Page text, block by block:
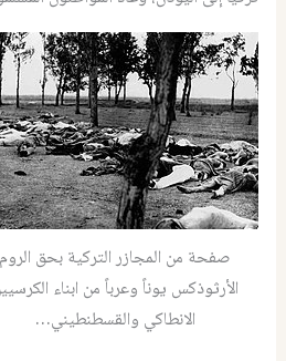
صفحة من المجازر التركية بحق الروم
الأرثوذكس يوناً وعرباً من ابناء
الانطاكي والقسطنطيني…